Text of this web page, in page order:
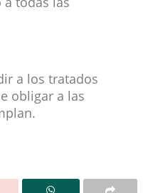
a los tratados
obligar a las